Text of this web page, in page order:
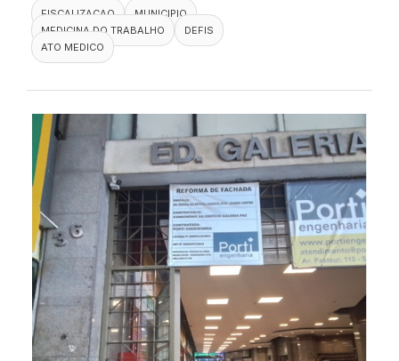
FISCALIZACAO
MUNICIPIO
MEDICINA DO TRABALHO
DEFIS
ATO MEDICO